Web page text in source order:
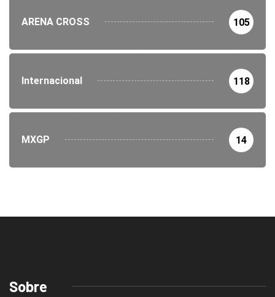
ARENA CROSS 105
Internacional 118
MXGP 14
Sobre